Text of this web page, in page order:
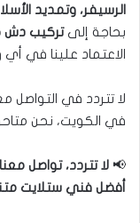
الرسيفر، وتمديد
بحاجة إلىتركيب دش
الاعتماد علينا في
لا تتردد في التواصل
في الكويت، نحن متاحون 24 ساعة. اتصل
📢 لا تتردد، تواصل
أفضل فني ستلايت